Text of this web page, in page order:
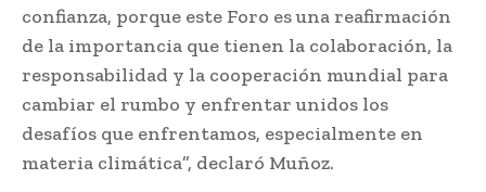
confianza, porque este Foro es una reafirmación
de la importancia que tienen la colaboración, la
responsabilidad y la cooperación mundial para
cambiar el rumbo y enfrentar unidos los
desafíos que enfrentamos, especialmente en
materia climática”, declaró Muñoz.